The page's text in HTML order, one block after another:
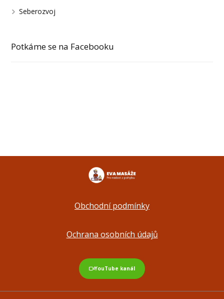
Seberozvoj
Potkáme se na Facebooku
Obchodní podmínky
Ochrana osobních údajů
YouTube kanál